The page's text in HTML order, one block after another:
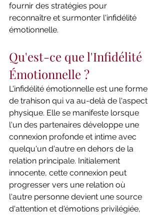
fournir des stratégies pour
reconnaître et surmonter l'infidélité
émotionnelle.
Qu'est-ce que l'Infidélité
Émotionnelle ?
L'infidélité émotionnelle est une forme
de trahison qui va au-delà de l'aspect
physique. Elle se manifeste lorsque
l'un des partenaires développe une
connexion profonde et intime avec
quelqu'un d'autre en dehors de la
relation principale. Initialement
innocente, cette connexion peut
progresser vers une relation où
l'autre personne devient une source
d'attention et d'émotions privilégiée,